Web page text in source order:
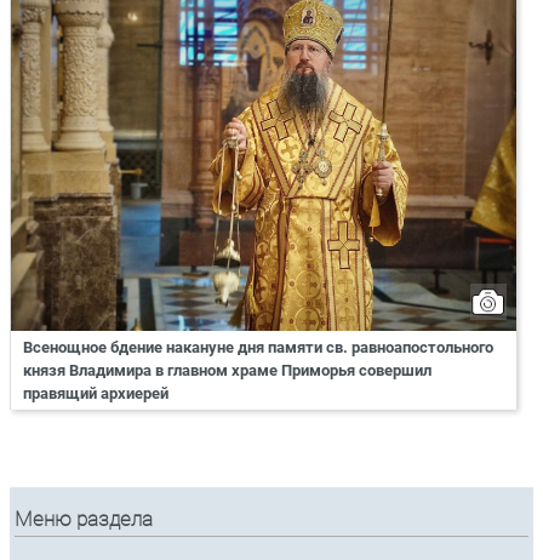
Всенощное бдение накануне дня памяти св. равноапостольного
князя Владимира в главном храме Приморья совершил
правящий архиерей
Меню раздела